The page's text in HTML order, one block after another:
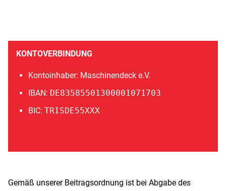
KONTOVERBINDUNG
Kontoinhaber: Maschinendeck e.V.
IBAN: DE83585501300001071703
BIC: TRISDE55XXX
Gemäß unserer Beitragsordnung ist bei Abgabe des